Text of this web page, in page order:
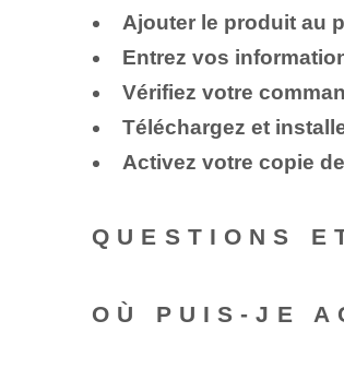
Ajouter le produit au
Entrez vos
Vérifiez votre
Téléchargez et
Activez votre copie
QUESTIONS
OÙ PUIS-JE